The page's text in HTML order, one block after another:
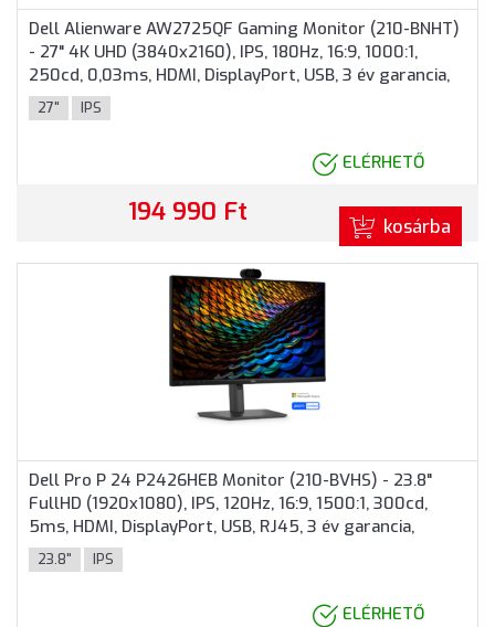
Dell Alienware AW2725QF Gaming Monitor (210-BNHT)
- 27" 4K UHD (3840x2160), IPS, 180Hz, 16:9, 1000:1,
250cd, 0,03ms, HDMI, DisplayPort, USB, 3 év garancia,
Szürke színben
27" IPS
ELÉRHETŐ
194 990 Ft kosárba
Dell Pro P 24 P2426HEB Monitor (210-BVHS) - 23.8"
FullHD (1920x1080), IPS, 120Hz, 16:9, 1500:1, 300cd,
5ms, HDMI, DisplayPort, USB, RJ45, 3 év garancia,
Fekete színben
23.8" IPS
ELÉRHETŐ